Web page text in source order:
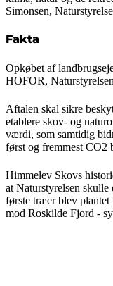
Simonsen,
Fakta
Opkøbet af
HOFOR,
Aftalen skal sikre
etablere skov- og
værdi, som samtidig
først og fremmest CO2
Himmelev Skovs
at Naturstyrelsen
første træer blev plantet
mod Roskilde Fjord -